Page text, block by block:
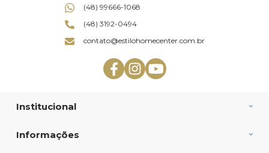
Institucional
Informações
(48) 99666-1068
(48) 3192-0494
contato@estilohomecenter.com.br